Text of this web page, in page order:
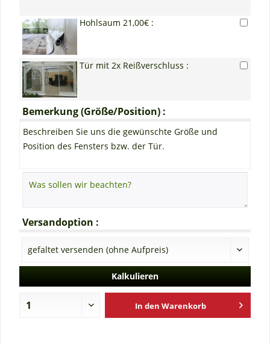
Hohlsaum 21,00€ :
Tür mit 2x Reißverschluss :
Bemerkung (Größe/Position) :
Beschreiben Sie uns die gewünschte Größe und
Position des Fensters bzw. der Tür.
Versandoption :
Kalkulieren
In den Warenkorb